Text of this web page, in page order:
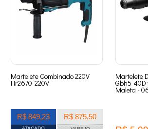
Martelete Combinado 220V
Hr2670-220V
R$ 849,23 R$ 875,50
Martelete
Gbh5-40D
Maleta -